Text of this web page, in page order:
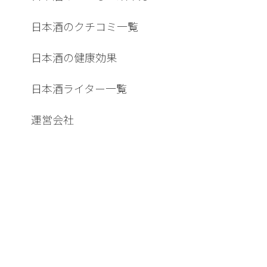
日本酒のクチコミ一覧
日本酒の健康効果
日本酒ライター一覧
運営会社